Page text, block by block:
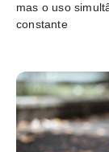
mas o uso
constante